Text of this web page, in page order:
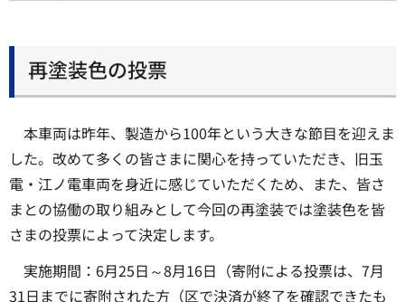
再塗装色の投票
本車両は昨年、製造から100年という大きな節目を迎えま
した。改めて多くの皆さまに関心を持っていただき、旧玉
電・江ノ電車両を身近に感じていただくため、また、皆さ
まとの協働の取り組みとして今回の再塗装では塗装色を皆
さまの投票によって決定します。
実施期間：6月25日～8月16日（寄附による投票は、7月
31日までに寄附された方（区で決済が終了を確認できたも